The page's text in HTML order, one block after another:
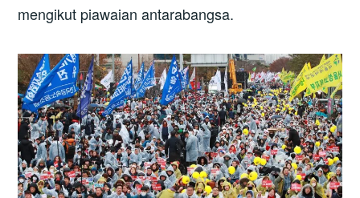
mengikut piawaian antarabangsa.